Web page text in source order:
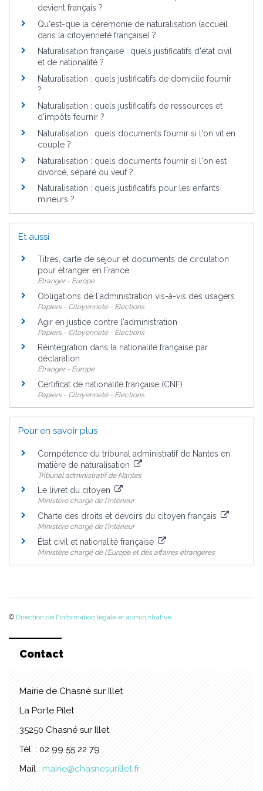
devient français ?
Qu'est-que la cérémonie de naturalisation (accueil
dans la citoyenneté française) ?
Naturalisation française : quels justificatifs d'état civil
et de nationalité ?
Naturalisation : quels justificatifs de domicile fournir
?
Naturalisation : quels justificatifs de ressources et
d'impôts fournir ?
Naturalisation : quels documents fournir si l'on vit en
couple ?
Naturalisation : quels documents fournir si l'on est
divorcé, séparé ou veuf ?
Naturalisation : quels justificatifs pour les enfants
mineurs ?
Et aussi
Titres, carte de séjour et documents de circulation
pour étranger en France
Étranger - Europe
Obligations de l'administration vis-à-vis des usagers
Papiers - Citoyenneté - Élections
Agir en justice contre l'administration
Papiers - Citoyenneté - Élections
Réintégration dans la nationalité française par
déclaration
Étranger - Europe
Certificat de nationalité française (CNF)
Papiers - Citoyenneté - Élections
Pour en savoir plus
Compétence du tribunal administratif de Nantes en
matière de naturalisation
Tribunal administratif de Nantes
Le livret du citoyen
Ministère chargé de l'intérieur
Charte des droits et devoirs du citoyen français
Ministère chargé de l'intérieur
État civil et nationalité française
Ministère chargé de l'Europe et des affaires étrangères
© Direction de l'information légale et administrative
Contact
Mairie de Chasné sur Illet
La Porte Pilet
35250 Chasné sur Illet
Tél. : 02 99 55 22 79
Mail : mairie@chasnesurillet.fr